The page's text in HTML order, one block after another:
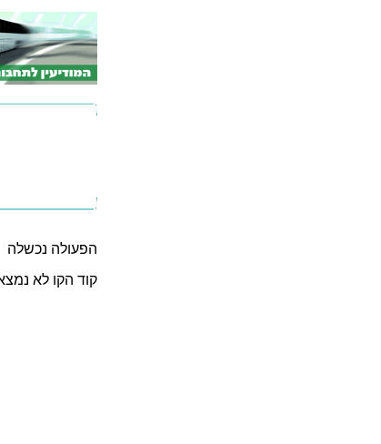
הפעולה נכשלה
קוד הקו לא